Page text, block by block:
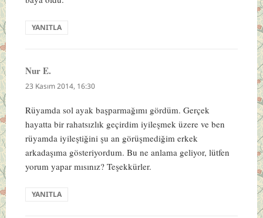
YANITLA
Nur E.
ki:
23 Kasım 2014, 16:30
Rüyamda sol ayak başparmağımı gördüm. Gerçek
hayatta bir rahatsızlık geçirdim iyileşmek üzere ve ben
rüyamda iyileştiğini şu an görüşmediğim erkek
arkadaşıma gösteriyordum. Bu ne anlama geliyor, lütfen
yorum yapar mısınız? Teşekkürler.
YANITLA